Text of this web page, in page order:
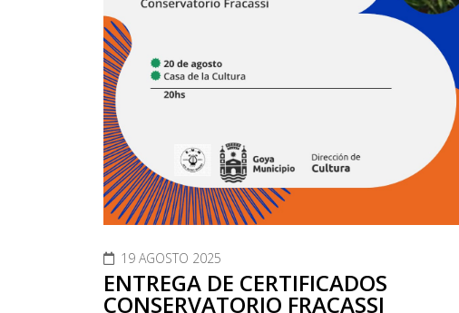
19 AGOSTO 2025
ENTREGA DE CERTIFICADOS
CONSERVATORIO FRACASSI